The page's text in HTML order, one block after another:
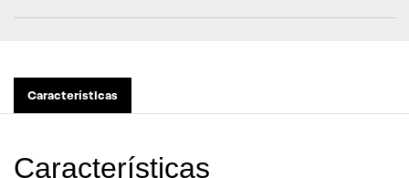
Características
Características